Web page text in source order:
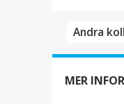
Andra
MER